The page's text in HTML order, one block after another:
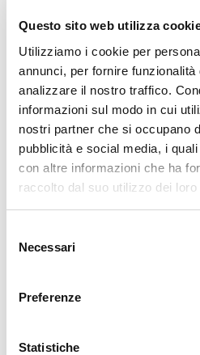
Questo sito web utilizza
Utilizziamo i cookie per
annunci, per fornire
analizzare il nostro traffico.
informazioni sul modo in cui
nostri partner che si occupano
pubblicità e social media, i
con altre informazioni che ha
raccolto dal suo utilizzo dei
delNecessari
Preferenze
Statistiche
BNI offre un ambiente che le